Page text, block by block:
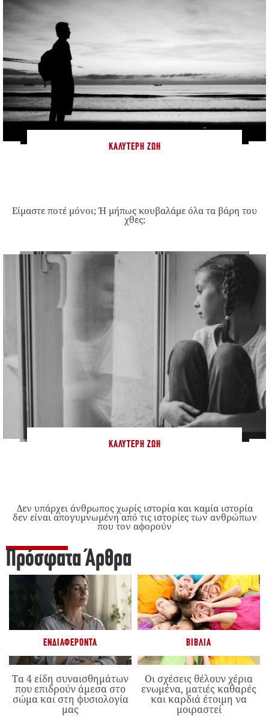
ΚΑΛΎΤΕΡΗ ΖΩΉ
Είμαστε ποτέ μόνοι; Ή μήπως κουβαλάμε όλα τα βάρη του
χθες;
ΚΑΛΎΤΕΡΗ ΖΩΉ
Δεν υπάρχει άνθρωπος χωρίς ιστορία και καμία ιστορία
δεν είναι απογυμνωμένη από τις ιστορίες των ανθρώπων
που τον αφορούν
Πρόσφατα Άρθρα
ΕΝΔΙΑΦΈΡΟΝΤΑ
Τα 4 είδη συναισθημάτων
που επιδρούν άμεσα στο
σώμα και στη φυσιολογία
μας
ΒΙΒΛΊΑ
Οι σχέσεις θέλουν χέρια
ενωμένα, ματιές καθαρές
και καρδιά έτοιμη να
μοιραστεί